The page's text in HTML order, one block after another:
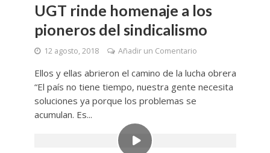
UGT rinde homenaje a los
pioneros del sindicalismo
12 agosto, 2018 Añadir un Comentario
Ellos y ellas abrieron el camino de la lucha obrera
“El país no tiene tiempo, nuestra gente necesita
soluciones ya porque los problemas se
acumulan. Es...